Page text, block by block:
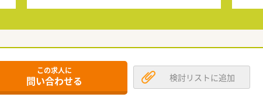
この求人に
問い合わせる 検討リストに追加